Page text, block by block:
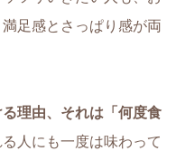
足感とさっぱり感が両
理由、それは「何度食
人にも一度は味わって